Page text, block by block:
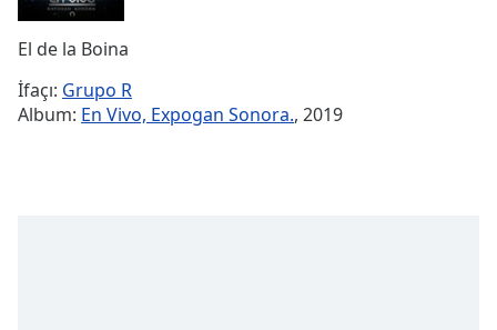
Time-
1x
El de la Boina
İfaçı: Grupo R
Album: En Vivo, Expogan Sonora., 2019